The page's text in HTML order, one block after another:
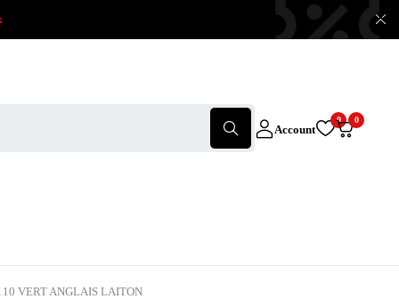
Account
0 0
VERT ANGLAIS LAITON